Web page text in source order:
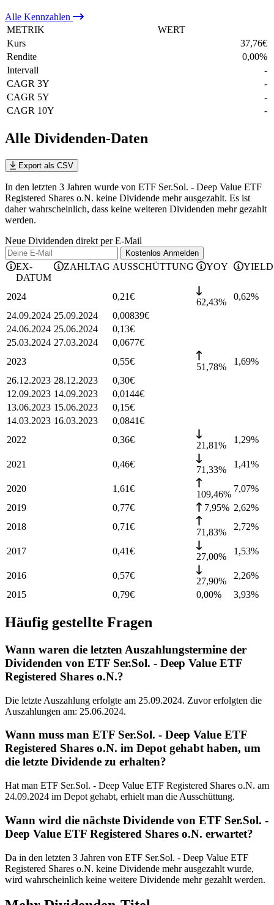
Alle Kennzahlen
METRIK
WERT
Kurs
37,76€
Rendite
0,00%
Intervall
-
CAGR 3Y
-
CAGR 5Y
-
CAGR 10Y
-
Alle Dividenden-Daten
Export als CSV
In den letzten 3 Jahren wurde von ETF Ser.Sol. - Deep Value ETF
Registered Shares o.N. keine Dividende mehr ausgezahlt. Es ist
daher wahrscheinlich, dass keine weiteren Dividenden mehr gezahlt
werden.
Neue Dividenden direkt per E-Mail
Kostenlos Anmelden
EX-
DATUM
ZAHLTAG AUSSCHÜTTUNG YOY YIELD
2024 0,21€
62,43%
0,62%
24.09.2024 25.09.2024 0,00839€
24.06.2024 25.06.2024 0,13€
25.03.2024 27.03.2024 0,0677€
2023
0,55€
51,78%
1,69%
26.12.2023 28.12.2023 0,30€
12.09.2023 14.09.2023 0,0144€
13.06.2023 15.06.2023 0,15€
14.03.2023 16.03.2023 0,0841€
2022
0,36€
21,81%
1,29%
2021 0,46€
71,33%
1,41%
2020 1,61€
109,46%
7,07%
2019
0,77€ 7,95% 2,62%
2018
0,71€
71,83%
2,72%
2017 0,41€
27,00%
1,53%
2016 0,57€
27,90%
2,26%
2015
0,79€ 0,00% 3,93%
Häufig gestellte Fragen
Wann waren die letzten Auszahlungstermine der
Dividenden von ETF Ser.Sol. - Deep Value ETF
Registered Shares o.N.?
Die letzte Auszahlung erfolgte am 25.09.2024. Zuvor erfolgten die
Auszahlungen am: 25.06.2024.
Wann muss man ETF Ser.Sol. - Deep Value ETF
Registered Shares o.N. im Depot gehabt haben, um
die letzte Dividende zu erhalten?
Hat man ETF Ser.Sol. - Deep Value ETF Registered Shares o.N. am
24.09.2024 im Depot gehabt, erhielt man die Ausschüttung.
Wann wird die nächste Dividende von ETF Ser.Sol. -
Deep Value ETF Registered Shares o.N. erwartet?
Da in den letzten 3 Jahren von ETF Ser.Sol. - Deep Value ETF
Registered Shares o.N. keine Dividende mehr ausgezahlt wurde,
wird wahrscheinlich keine weitere Dividende mehr gezahlt werden.